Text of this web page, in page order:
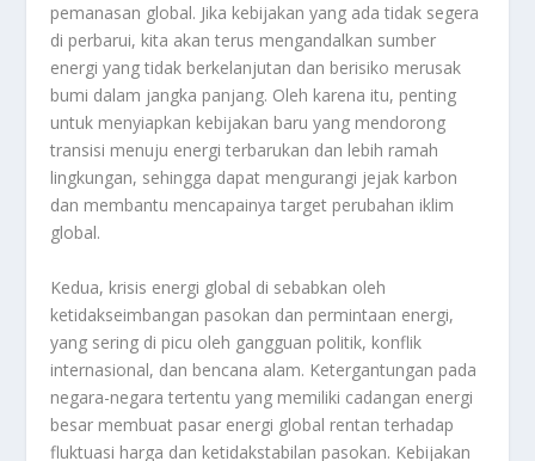
pemanasan global. Jika kebijakan yang ada tidak segera
di perbarui, kita akan terus mengandalkan sumber
energi yang tidak berkelanjutan dan berisiko merusak
bumi dalam jangka panjang. Oleh karena itu, penting
untuk menyiapkan kebijakan baru yang mendorong
transisi menuju energi terbarukan dan lebih ramah
lingkungan, sehingga dapat mengurangi jejak karbon
dan membantu mencapainya target perubahan iklim
global.
Kedua, krisis energi global di sebabkan oleh
ketidakseimbangan pasokan dan permintaan energi,
yang sering di picu oleh gangguan politik, konflik
internasional, dan bencana alam. Ketergantungan pada
negara-negara tertentu yang memiliki cadangan energi
besar membuat pasar energi global rentan terhadap
fluktuasi harga dan ketidakstabilan pasokan. Kebijakan